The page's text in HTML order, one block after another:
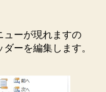
ューが現れますの
ーを編集します。